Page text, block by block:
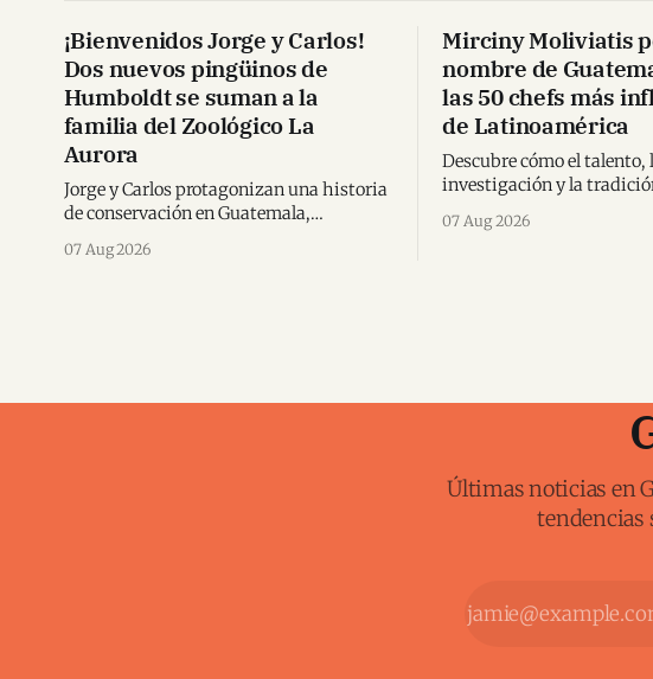
¡Bienvenidos Jorge y Carlos!
Dos nuevos pingüinos de
Humboldt se suman a la
familia del Zoológico La
Aurora
Jorge y Carlos protagonizan una historia
de conservación en Guatemala,
pingüinos de Humboldt y la educación
07 Aug 2026
Mirciny Moliviatis
nombre de
las 50 chefs más
de Latinoamérica
Descubre cómo el talento,
investigación y la
conquistar un importante
07 Aug 2026
Últimas noticias en
tendencias